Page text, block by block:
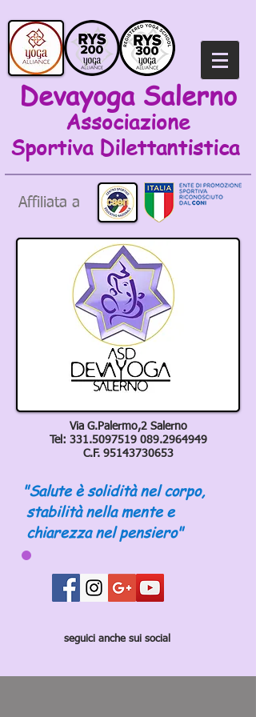
Devayoga Salerno
Associazione
Sportiva Dilettantistica
Affiliata a
Via G.Palermo,2 Salerno
Tel: 331.5097519 089.2964949
C.F. 95143730653
"Salute è solidità nel corpo,
stabilità nella mente e
chiarezza nel pensiero"
seguici anche sui social